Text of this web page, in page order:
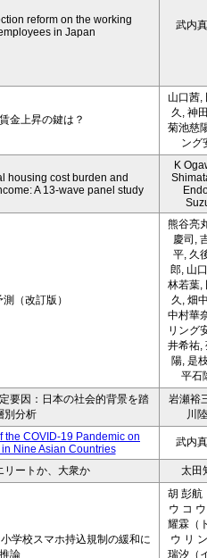
reform on the working
in Japan
武内
金上昇の鍵は？
山口茜,
久, 神
菊池慈
ング
housing cost burden and
A 13-wave panel study
K
（改訂版）
熊谷亮
慶司,
平, 久
郎, 山
林若葉,
久, 畑
中村華
リング
井希祐,
陽, 是
平石
要因：日本の社会的背景を踏
別分析
岩瀬裕
川
COVID‑19 Pandemic on
Nine Asian Countries
武内
ートか、大衆か 太田
学校スマホ持込規制の緩和に
論
胡 彭航
ウ コ
耀霖（
ウ リ
瑞汐（